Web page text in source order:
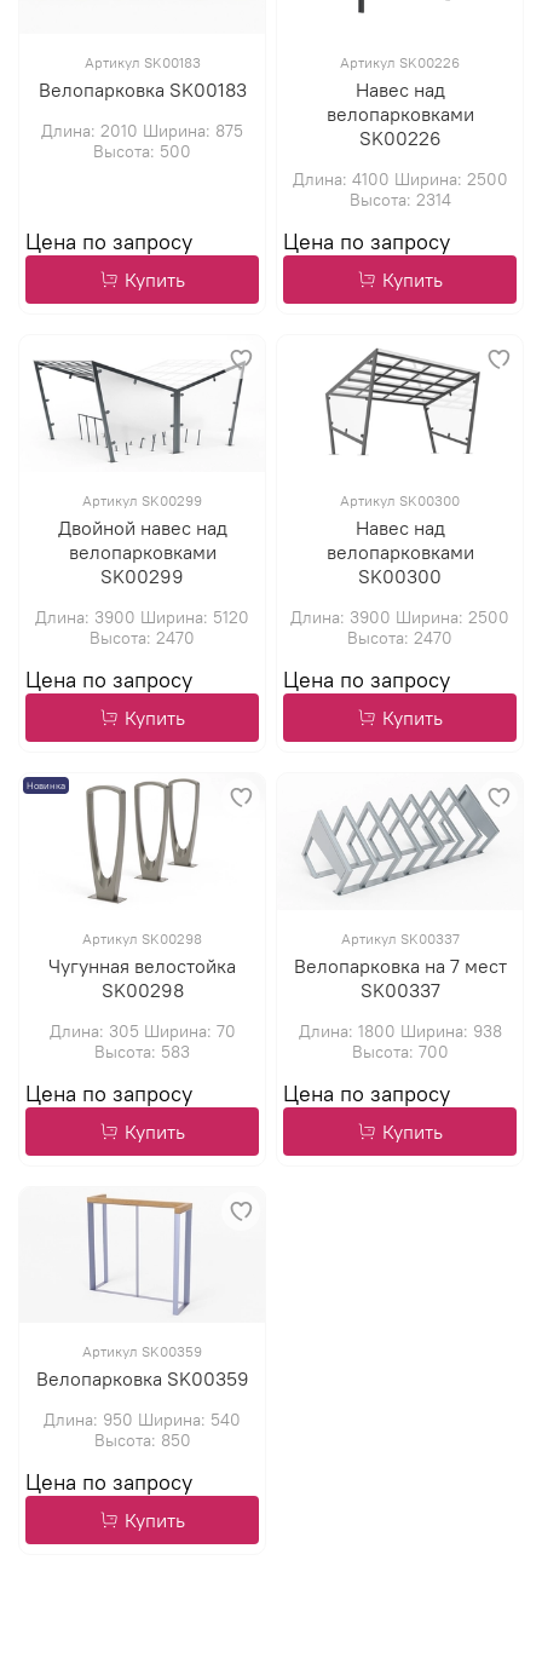
Артикул SK00183
Велопарковка SK00183
Длина: 2010 Ширина: 875
Высота: 500
Купить
Артикул SK00226
Навес над
велопарковками
SK00226
Длина: 4100 Ширина: 2500
Высота: 2314
Купить
Артикул SK00299
Двойной навес над
велопарковками
SK00299
Длина: 3900 Ширина: 5120
Высота: 2470
Купить
Артикул SK00300
Навес над
велопарковками
SK00300
Длина: 3900 Ширина: 2500
Высота: 2470
Купить
Новинка
Артикул SK00298
Чугунная велостойка
SK00298
Длина: 305 Ширина: 70
Высота: 583
Купить
Артикул SK00337
Велопарковка на 7 мест
SK00337
Длина: 1800 Ширина: 938
Высота: 700
Купить
Артикул SK00359
Велопарковка SK00359
Длина: 950 Ширина: 540
Высота: 850
Купить